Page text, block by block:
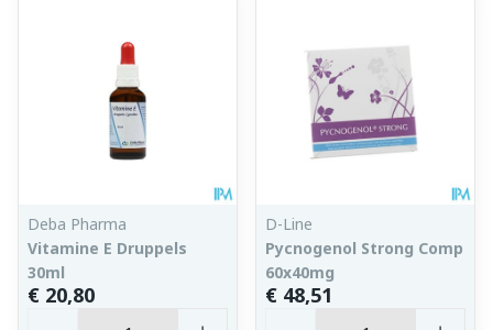
Deba Pharma
Vitamine E Druppels
30ml
€ 20,80
D-Line
Pycnogenol Strong Comp
60x40mg
€ 48,51